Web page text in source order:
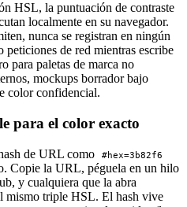
HSL, la puntuación de contraste
localmente en su navegador.
nunca se registran en ningún
peticiones de red mientras escribe
para paletas de marca no
mockups borrador bajo
color confidencial.
para el color exacto
de URL como #hex=3b82f6
Copie la URL, péguela en un hilo
y cualquiera que la abra
mismo triple HSL. El hash vive